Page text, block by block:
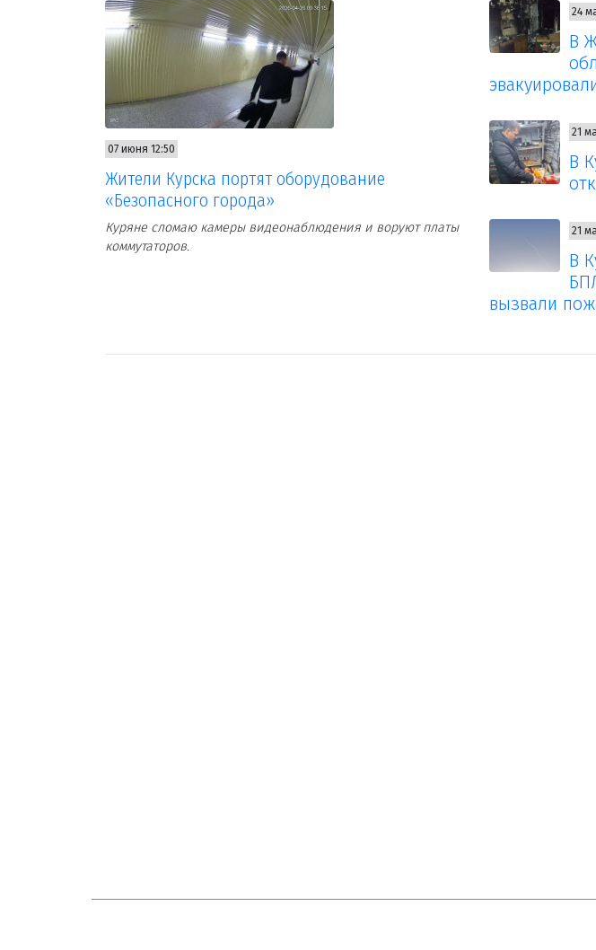
07 июня 12:50
Жители Курска портят оборудование
«Безопасного города»
Куряне сломаю камеры видеонаблюдения и воруют платы
коммутаторов.
24
В
21
В
21
В
вызвали